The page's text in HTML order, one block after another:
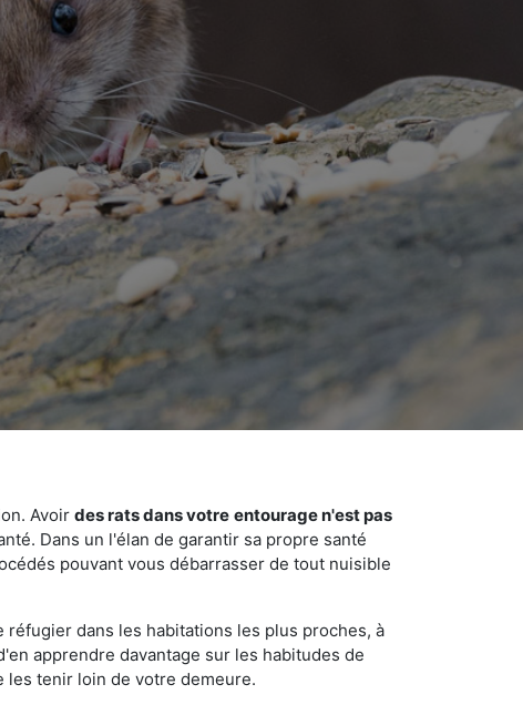
Avoir des rats dans votre entourage n'est pas
Dans un l'élan de garantir sa propre santé
pouvant vous débarrasser de tout nuisible
dans les habitations les plus proches, à
apprendre davantage sur les habitudes de
les tenir loin de votre demeure.